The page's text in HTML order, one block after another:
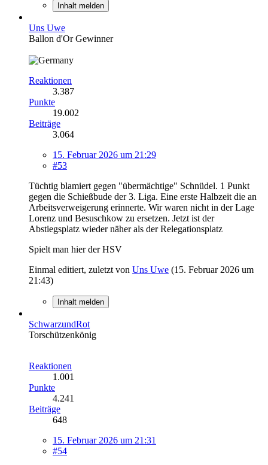
Inhalt melden
Uns Uwe
Ballon d'Or Gewinner
Reaktionen
3.387
Punkte
19.002
Beiträge
3.064
15. Februar 2026 um 21:29
#53
Tüchtig blamiert gegen "übermächtige" Schnüdel. 1 Punkt
gegen die Schießbude der 3. Liga. Eine erste Halbzeit die an
Arbeitsverweigerung erinnerte. Wir waren nicht in der Lage
Lorenz und Besuschkow zu ersetzen. Jetzt ist der
Abstiegsplatz wieder näher als der Relegationsplatz
Spielt man hier der HSV
Einmal editiert, zuletzt von Uns Uwe (15. Februar 2026 um
21:43)
Inhalt melden
SchwarzundRot
Torschützenkönig
Reaktionen
1.001
Punkte
4.241
Beiträge
648
15. Februar 2026 um 21:31
#54